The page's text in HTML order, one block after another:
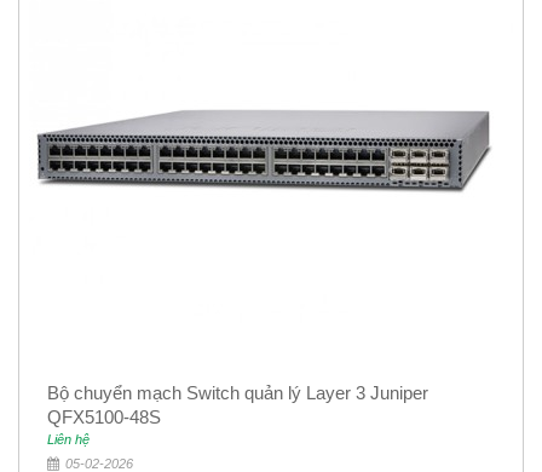
Bộ chuyển mạch Switch quản lý Layer 3 Juniper
QFX5100-48S
Liên hệ
05-02-2026